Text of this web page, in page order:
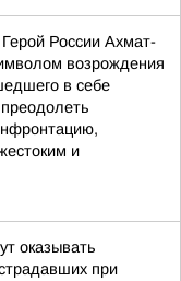
России Ахмат-
возрождения
в себе
и
оказывать
при